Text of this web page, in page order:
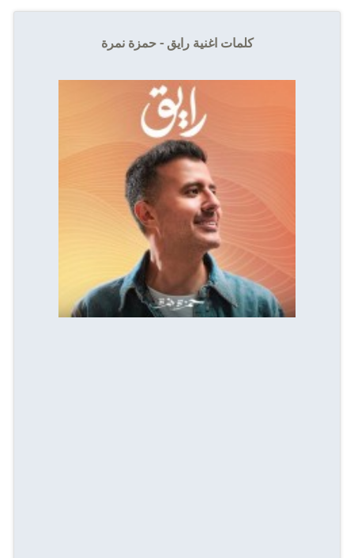
كلمات اغنية رايق - حمزة نمرة